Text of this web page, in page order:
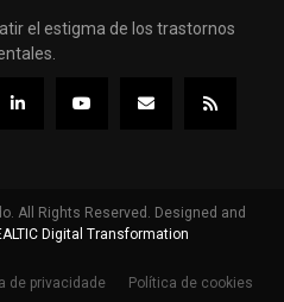
el estigma de los trastornos
All Rights Reserved. Designed and
Digital Transformation
de privacidade Política de cookies